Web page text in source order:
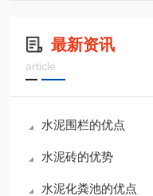
最新资讯
article
水泥围栏的优点
水泥砖的优势
水泥化粪池的优点